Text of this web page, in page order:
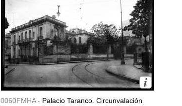
0060FMHA - Palacio Taranco. Circunvalación